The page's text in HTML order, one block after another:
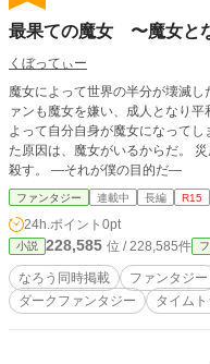
最果ての魔女 〜魔女と
くぼってぃー
魔女によって世界の半分が壊滅
ァンも魔女を嫌い、成人となり
よって自分自身が魔女になって
た原因は、魔女がいるからだ。
殺す。 ―それが僕の目的だ―
ファンタジー 連載中 長編 R15
24h.ポイント 0pt
小説 228,585 位 / 228,585件
なろう同時掲載 ファンタジー
ダークファンタジー
タイム